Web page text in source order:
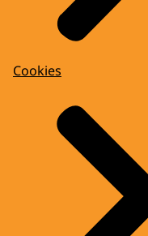
Cookies